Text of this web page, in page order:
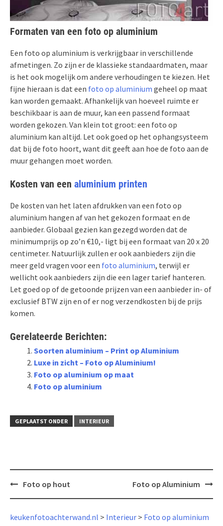
Formaten van een foto op aluminium
Een foto op aluminium is verkrijgbaar in verschillende
afmetingen. Zo zijn er de klassieke standaardmaten, maar
is het ook mogelijk om andere verhoudingen te kiezen. Het
fijne hieraan is dat een foto op aluminium geheel op maat
kan worden gemaakt. Afhankelijk van hoeveel ruimte er
beschikbaar is aan de muur, kan een passend formaat
worden gekozen. Van klein tot groot: een foto op
aluminium kan altijd. Let ook goed op het ophangsysteem
dat bij de foto hoort, want dit geeft aan hoe de foto aan de
muur gehangen moet worden.
Kosten van een aluminium printen
De kosten van het laten afdrukken van een foto op
aluminium hangen af van het gekozen formaat en de
aanbieder. Globaal gezien kan gezegd worden dat de
minimumprijs op zo’n €10,- ligt bij een formaat van 20 x 20
centimeter. Natuurlijk zullen er ook aanbieders zijn die
meer geld vragen voor een foto aluminium, terwijl er
wellicht ook aanbieders zijn die een lager tarief hanteren.
Let goed op of de getoonde prijzen van een aanbieder in- of
exclusief BTW zijn en of er nog verzendkosten bij de prijs
komen.
Gerelateerde Berichten:
Soorten aluminium – Print op Aluminium
Luxe in zicht – Foto op Aluminium!
Foto op aluminium op maat
Foto op aluminium
GEPLAATST ONDER INTERIEUR
BerichtFoto op hout Foto op Aluminium
keukenfotoachterwand.nl > Interieur > Foto op aluminium